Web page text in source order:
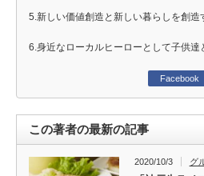
5.新しい価値創造と新しい暮らしを創造
6.身近なローカルヒーローとして子供達
Facebook
この著者の最新の記事
2020/10/3 グ